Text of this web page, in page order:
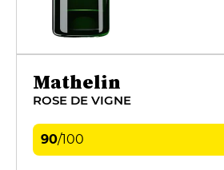
Mathelin
ROSE DE VIGNE
90/100